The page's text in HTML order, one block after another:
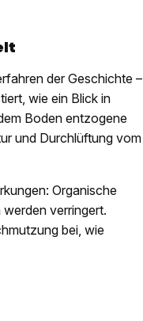
der Geschichte –
wie ein Blick in
Boden entzogene
und Durchlüftung vom
Organische
verringert.
bei, wie